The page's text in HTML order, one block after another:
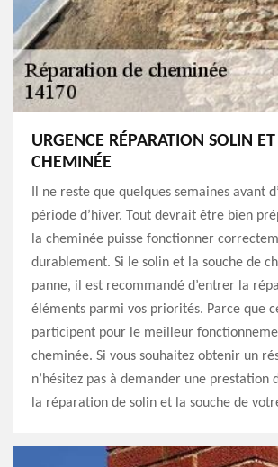
URGENCE RÉPARATION SOLIN
CHEMINÉE
Il ne reste que quelques semaines avant
période d’hiver. Tout devrait être bien
la cheminée puisse fonctionner
durablement. Si le solin et la souche de
panne, il est recommandé d’entrer la
éléments parmi vos priorités. Parce que
participent pour le meilleur
cheminée. Si vous souhaitez obtenir un
n’hésitez pas à demander une prestation
la réparation de solin et la souche de